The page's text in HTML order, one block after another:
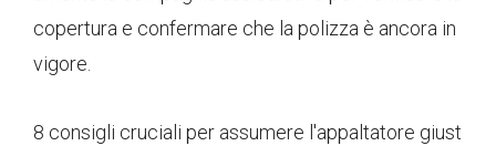
copertura e confermare che la polizza è ancora in
vigore.
8 consigli cruciali per assumere l'appaltatore giust